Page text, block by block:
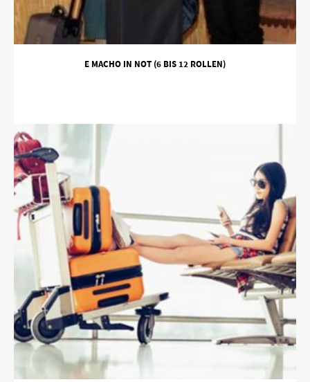
E MACHO IN NOT (6 BIS 12 ROLLEN)